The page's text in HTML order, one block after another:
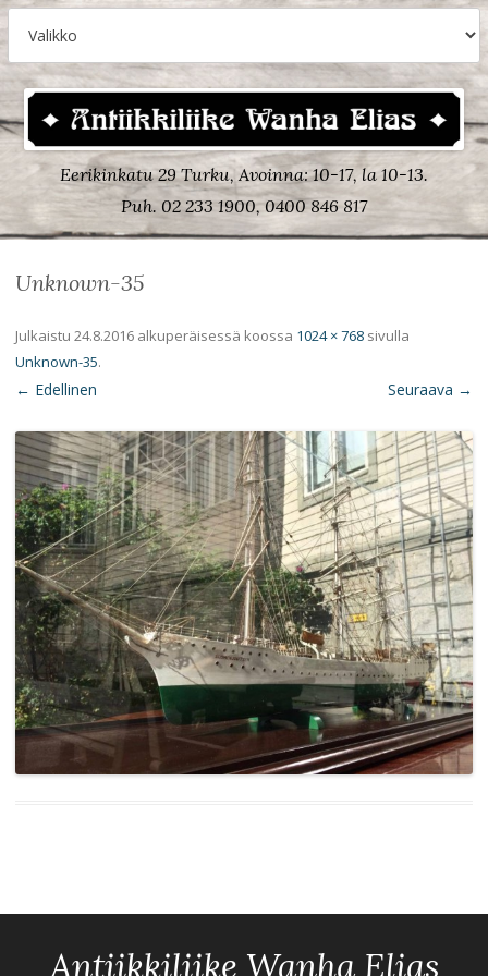
Eerikinkatu 29 Turku, Avoinna: 10-17, la 10-13.
Puh. 02 233 1900, 0400 846 817
Unknown-35
Julkaistu 24.8.2016 alkuperäisessä koossa 1024 × 768 sivulla
Unknown-35.
← Edellinen Seuraava →
Antiikkiliike Wanha Elias